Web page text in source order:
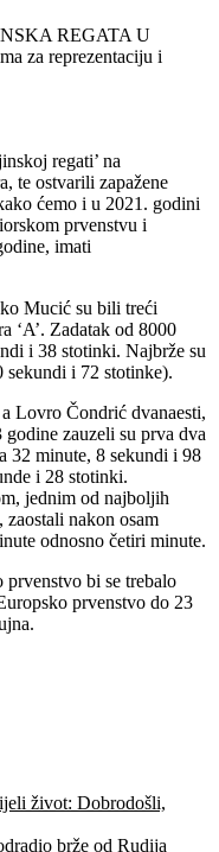
REGATA U
za reprezentaciju i
regati’ na
te ostvarili zapažene
ćemo i u 2021. godini
prvenstvu i
imati
Mucić su bili treći
‘A’. Zadatak od 8000
i 38 stotinki. Najbrže su
sekundi i 72 stotinke).
Lovro Čondrić dvanaesti,
zauzeli su prva dva
32 minute, 8 sekundi i 98
i 28 stotinki.
jednim od najboljih
nakon osam
odnosno četiri minute.
bi se trebalo
prvenstvo do 23
život: Dobrodošli,
brže od Rudija